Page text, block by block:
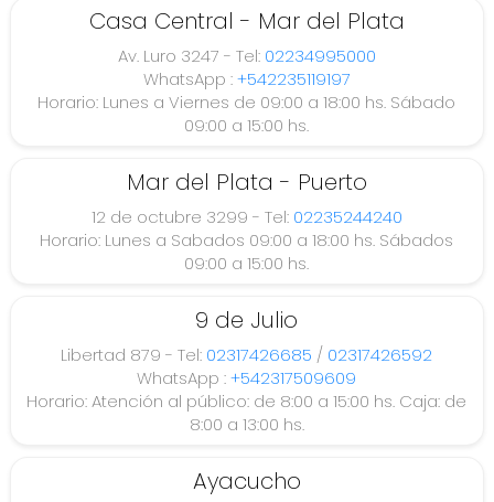
Casa Central - Mar del Plata
Av. Luro 3247 - Tel: 02234995000
WhatsApp :+542235119197
Horario: Lunes a Viernes de 09:00 a 18:00 hs. Sábado
09:00 a 15:00 hs.
Mar del Plata - Puerto
12 de octubre 3299 - Tel: 02235244240
Horario: Lunes a Sabados 09:00 a 18:00 hs. Sábados
09:00 a 15:00 hs.
9 de Julio
Libertad 879 - Tel: 02317426685 / 02317426592
WhatsApp :+542317509609
Horario: Atención al público: de 8:00 a 15:00 hs. Caja: de
8:00 a 13:00 hs.
Ayacucho